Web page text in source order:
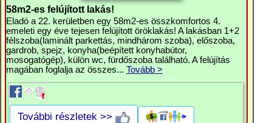
58m2-es felújított lakás!
Eladó a 22. kerületben egy 58m2-es összkomfortos 4.
emeleti egy éve tejesen felújított öröklakás! A lakásban 1+2
félszoba(laminált parkettás, mindhárom szoba), előszoba,
gardrob, spejz, konyha(beépített konyhabútor,
mosogatógép), külön wc, fürdőszoba található. A felújítás
magában foglalja az összes... Tovább >
További részletek >>